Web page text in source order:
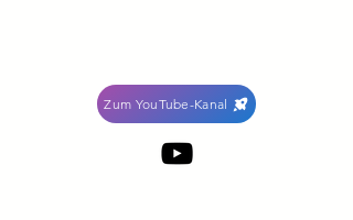
Zum YouTube-Kanal